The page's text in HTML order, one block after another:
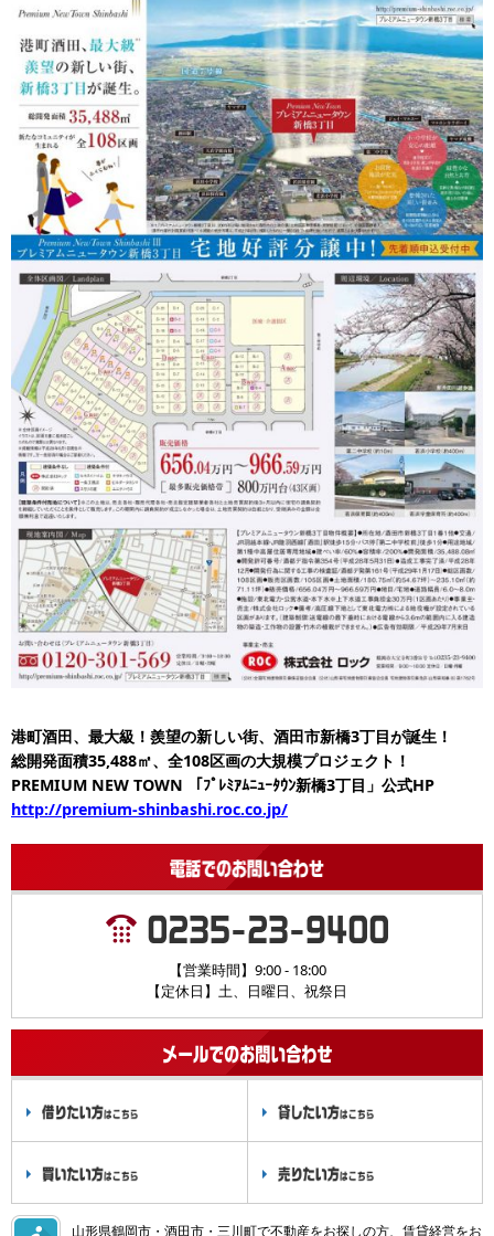
港町酒田、最大級！羨望の新しい街、酒田市新橋3丁目が誕生！
総開発面積35,488㎡、全108区画の大規模プロジェクト！
PREMIUM NEW TOWN 「ﾌﾟﾚﾐｱﾑﾆｭｰﾀｳﾝ新橋3丁目」公式HP
http://premium-shinbashi.roc.co.jp/
【営業時間】9:00 - 18:00
【定休日】土、日曜日、祝祭日
山形県鶴岡市・酒田市・三川町で不動産をお探しの方、賃貸経営をお